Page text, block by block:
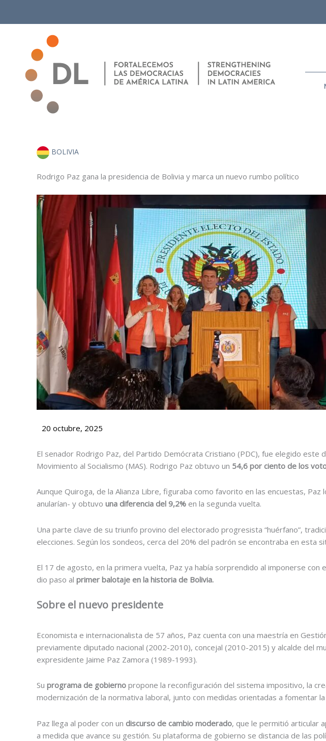
BOLIVIA
Rodrigo Paz gana la presidencia de Bolivia y marca un nuevo rumbo político
20 octubre, 2025
El senador Rodrigo Paz, del Partido Demócrata Cristiano (PDC), fue elegido
Movimiento al Socialismo (MAS). Rodrigo Paz obtuvo un 54,6 por ciento de los
Aunque Quiroga, de la Alianza Libre, figuraba como favorito en las encuestas, Paz
anularían- y obtuvo una diferencia del 9,2% en la segunda vuelta.
Una parte clave de su triunfo provino del electorado progresista “huérfano”,
elecciones. Según los sondeos, cerca del 20% del padrón se encontraba en esta
El 17 de agosto, en la primera vuelta, Paz ya había sorprendido al imponerse
dio paso al primer balotaje en la historia de Bolivia.
Sobre el nuevo presidente
Economista e internacionalista de 57 años, Paz cuenta con una maestría en
previamente diputado nacional (2002-2010), concejal (2010-2015) y alcalde del
expresidente Jaime Paz Zamora (1989-1993).
Su programa de gobierno propone la reconfiguración del sistema impositivo, la
modernización de la normativa laboral, junto con medidas orientadas a fomentar
Paz llega al poder con un discurso de cambio moderado, que le permitió articular
a medida que avance su gestión. Su plataforma de gobierno se distancia de las